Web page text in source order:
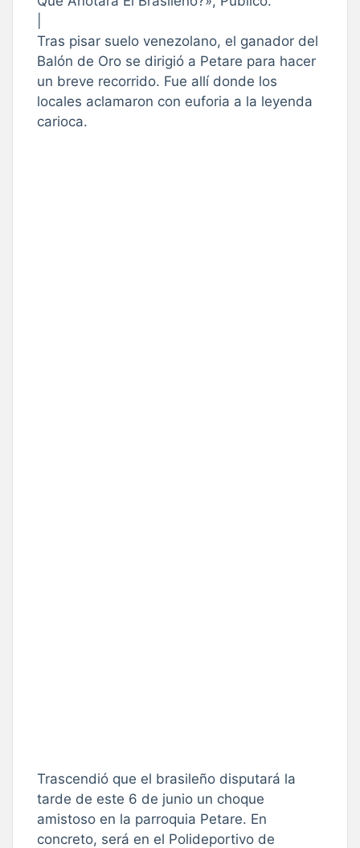
Tras pisar suelo venezolano, el ganador del
Balón de Oro se dirigió a Petare para hacer
un breve recorrido. Fue allí donde los
locales aclamaron con euforia a la leyenda
carioca.
Trascendió que el brasileño disputará la
tarde de este 6 de junio un choque
amistoso en la parroquia Petare. En
concreto, será en el Polideportivo de